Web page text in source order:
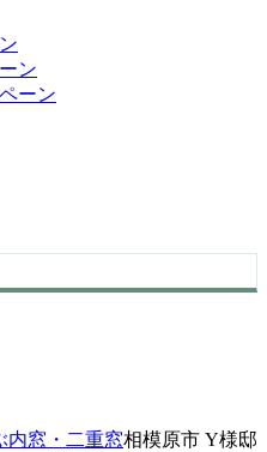
ン
ーン
内窓・二重窓相模原市 Y様邸